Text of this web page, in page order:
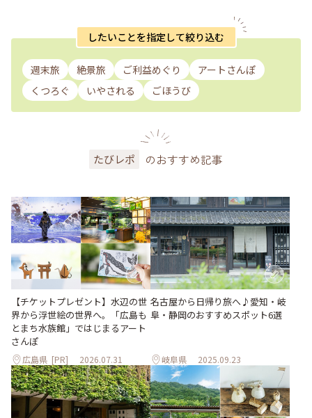
したいことを指定して絞り込む
週末旅 絶景旅 ご利益めぐり
アートさんぽ
くつろぐ
いやされる ごほうび
たびレポ のおすすめ記事
【チケットプレゼント】水辺の世
界から浮世絵の世界へ。「広島も
とまち水族館」ではじまるアート
さんぽ
広島県 [PR] 2026.07.31
名古屋から日帰り旅へ♪愛知・岐
阜・静岡のおすすめスポット6選
岐阜県 2025.09.23